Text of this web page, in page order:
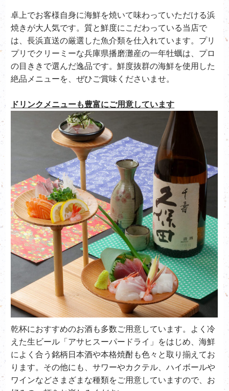
卓上でお客様自身に海鮮を焼いて味わっていただける浜
焼きが大人気です。質と鮮度にこだわっている当店で
は、長浜直送の厳選した魚介類を仕入れています。プリ
プリでクリーミーな兵庫県播磨灘産の一年牡蠣は、プロ
の目ききで選んだ逸品です。鮮度抜群の海鮮を使用した
絶品メニューを、ぜひご賞味くださいませ。
ドリンクメニューも豊富にご用意しています
乾杯におすすめのお酒も多数ご用意しています。よく冷
えた生ビール「アサヒスーパードライ」をはじめ、海鮮
によく合う銘柄日本酒や本格焼酎も色々と取り揃えてお
ります。その他にも、サワーやカクテル、ハイボールや
ワインなどさまざまな種類をご用意していますので、お